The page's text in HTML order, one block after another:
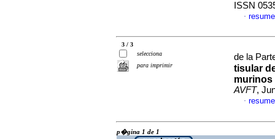
ISSN
·
3 / 3
selecciona
para imprimir
de la
tisular
murinos
AVFT,
·
p�gina 1 de 1